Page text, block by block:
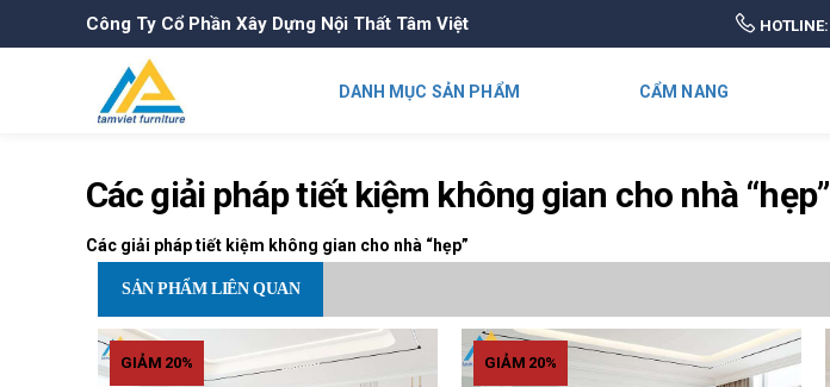
Công Ty Cổ Phần Xây Dựng Nội Thất Tâm Việt HOTLINE:
DANH MỤC SẢN PHẨM CẨM NANG
Các giải pháp tiết kiệm không gian cho nhà “hẹp”
Các giải pháp tiết kiệm không gian cho nhà “hẹp”
SẢN PHẨM LIÊN QUAN
GIẢM 20% GIẢM 20%